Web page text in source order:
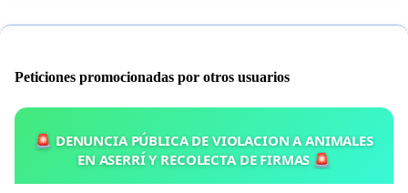
Peticiones promocionadas por otros usuarios
🚨 DENUNCIA PÚBLICA DE VIOLACION A ANIMALES
EN ASERRÍ Y RECOLECTA DE FIRMAS 🚨